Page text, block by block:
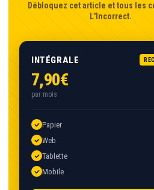
Débloquez cet article et tous les
L'Incorrect.
INTÉGRALE
7,90€
par mois
Papier
Web
Tablette
Mobile